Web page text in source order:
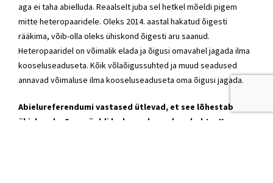
aga ei taha abielluda. Reaalselt juba sel hetkel mõeldi pigem
mitte heteropaaridele. Oleks 2014. aastal hakatud õigesti
rääkima, võib-olla oleks ühiskond õigesti aru saanud.
Heteropaaridel on võimalik elada ja õigusi omavahel jagada ilma
kooseluseaduseta. Kõik võlaõigussuhted ja muud seadused
annavad võimaluse ilma kooseluseaduseta oma õigusi jagada.
Abielureferendumi vastased ütlevad, et see lõhestab
ühiskonda. Sama öeldi ka kooseluseaduse kohta. Kas